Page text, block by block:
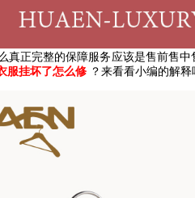
真正完整的保障服务应该是售前售
服挂坏了怎么修 ？来看看小编的解释